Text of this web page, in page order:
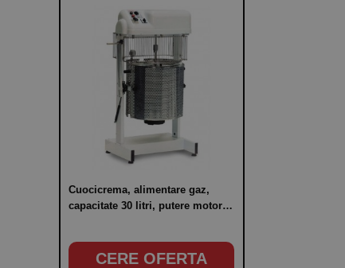
Cuocicrema, alimentare gaz,
capacitate 30 litri, putere motor
CERE OFERTA